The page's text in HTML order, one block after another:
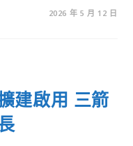
2026 年 5 月 12 日
建啟用 三箭